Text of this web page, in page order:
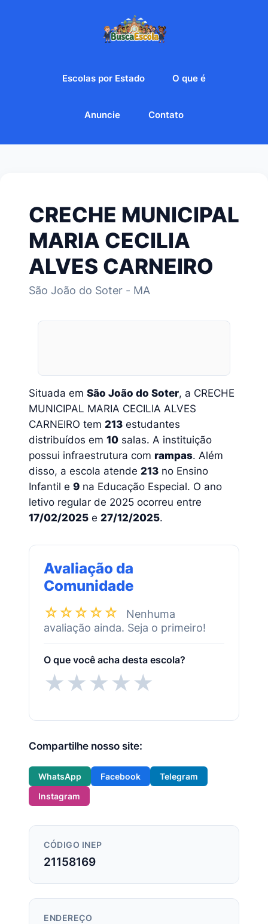
Escolas por Estado O que é
Anuncie Contato
CRECHE MUNICIPAL
MARIA CECILIA
ALVES CARNEIRO
São João do Soter - MA
Situada em São João do Soter, a CRECHE
MUNICIPAL MARIA CECILIA ALVES
CARNEIRO tem 213 estudantes
distribuídos em 10 salas. A instituição
possui infraestrutura com rampas. Além
disso, a escola atende 213 no Ensino
Infantil e 9 na Educação Especial. O ano
letivo regular de 2025 ocorreu entre
17/02/2025 e 27/12/2025.
Avaliação da
Comunidade
☆☆☆☆☆
Nenhuma
avaliação ainda. Seja o primeiro!
O que você acha desta escola?
★★★★★
Compartilhe nosso site:
WhatsApp Facebook
Telegram
Instagram
CÓDIGO INEP
21158169
ENDEREÇO